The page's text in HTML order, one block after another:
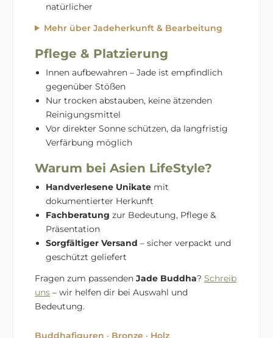
natürlicher
Mehr über Jadeherkunft & Bearbeitung
Pflege & Platzierung
Innen aufbewahren – Jade ist empfindlich
gegenüber Stößen
Nur trocken abstauben, keine ätzenden
Reinigungsmittel
Vor direkter Sonne schützen, da langfristig
Verfärbung möglich
Warum bei Asien LifeStyle?
Handverlesene Unikate mit
dokumentierter Herkunft
Fachberatung zur Bedeutung, Pflege &
Präsentation
Sorgfältiger Versand – sicher verpackt und
geschützt geliefert
Fragen zum passenden Jade Buddha? Schreib
uns – wir helfen dir bei Auswahl und
Bedeutung.